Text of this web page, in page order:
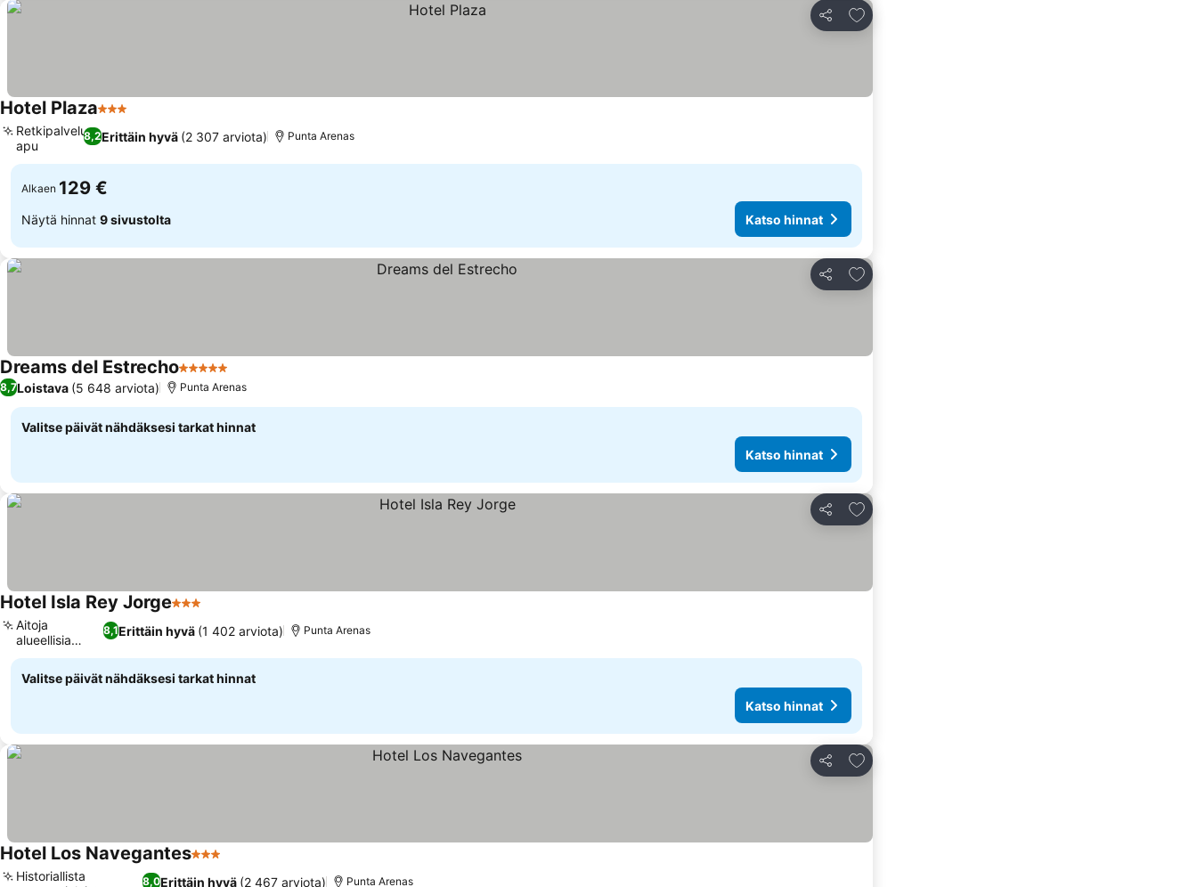
Jaa
Lisää suosikkeihin
Hotel Plaza3 Tähtiluokitus
8,2Erittäin hyvä (2 307 arviota)
Retkipalvelun
apu
Punta Arenas
Alkaen 129 €
Näytä hinnat 9 sivustolta Katso hinnat
Jaa
Lisää suosikkeihin
Dreams del Estrecho5 Tähtiluokitus
8,7Loistava (5 648 arviota) Punta Arenas
Valitse päivät nähdäksesi tarkat hinnat
Katso hinnat
Jaa
Lisää suosikkeihin
Hotel Isla Rey Jorge3 Tähtiluokitus
8,1Erittäin hyvä (1 402 arviota)
Aitoja
alueellisia
makuja
Punta Arenas
Valitse päivät nähdäksesi tarkat hinnat
Katso hinnat
Jaa
Lisää suosikkeihin
Hotel Los Navegantes3 Tähtiluokitus
8,0Erittäin hyvä (2 467 arviota)
Historiallista
Punta Arenas